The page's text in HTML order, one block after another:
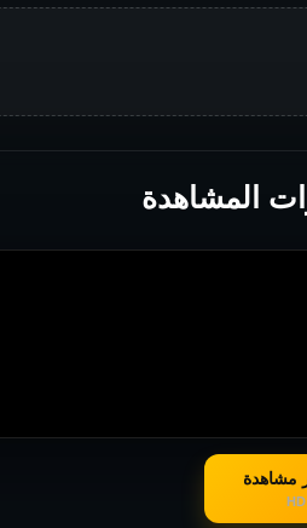
المشاهدة
مشاهدة
HD